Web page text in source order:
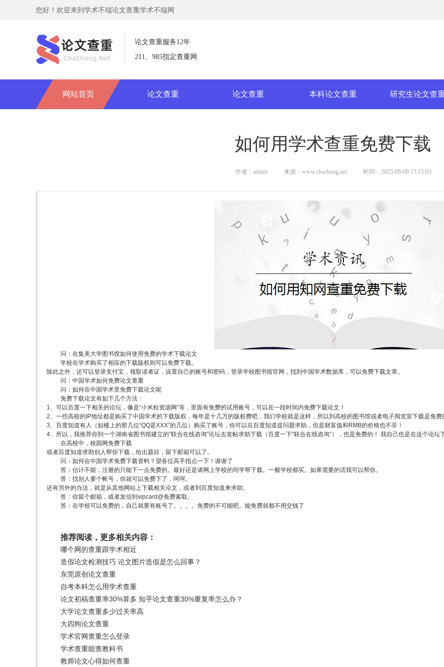
您好！欢迎来到学术不端论文查重学术不端网
网站首页 论文查重 论文查重 本科论文查重 研究生论文查
论文查重服务12年
211、985指定查重网
如何用学术查重免费下载
作者：admin 来源：www.chachong.net 时间：2023-09-09 13:15:03
问：在集美大学图书馆如何使用免费的学术下载论文
学校在学术购买了相应的下载版权则可以免费下载。
除此之外，还可以登录支付宝，领取读者证，设置自己的账号和密码，登录学校图书馆官网，找到中国学术数据库，可以免费下载文章。
问：中国学术如何免费论文查重
问：如何在中国学术里免费下载论文呢
免费下载论文有如下几个方法：
1、可以百度一下相关的论坛，像是“小米粒资源网”等，里面有免费的试用账号，可以在一段时间内免费下载论文！
2、一些高校的IP地址都是购买了中国学术的下载版权，每年是十几万的版权费吧，我们学校就是这样，所以到高校的图书馆或者电子阅览室下载是免费
3、百度知道有人（如楼上的那几位“QQ是XXX”的几位）购买了账号，你可以在百度知道提问题求助，但是财富值和RMB的价格也不菲！
4、所以，我推荐你到一个湖南省图书馆建立的“联合在线咨询”论坛去发帖求助下载（百度一下“联合在线咨询”），也是免费的！ 我自己也是在这个论坛
在高校中，校园网免费下载
或者百度知道求助别人帮你下载，给出题目，留下邮箱可以了。
问：如何在中国学术免费下载资料？望各位高手指点一下！谢谢了
答：估计不能，注册的只能下一点免费的。最好还是请网上学校的同学帮下载。一般学校都买。如果需要的话我可以帮你。
答：找别人要个帐号，你就可以免费下了，呵呵。
还有另外的办法，就是从其他网站上下载相关论文，或者到百度知道来求助。
答：你留个邮箱，或者发信到vipcard@免费索取。
答：在学校可以免费的，自己就要有账号了。。。。免费的不可能吧。能免费就都不用交钱了
推荐阅读，更多相关内容：
哪个网的查重跟学术相近
造假论文检测技巧 论文图片造假是怎么回事？
东莞原创论文查重
自考本科怎么用学术查重
论文初稿查重率30%算多 知乎论文查重30%重复率怎么办？
大学论文查重多少过关率高
大四狗论文查重
学术官网查重怎么登录
学术查重能查教科书
教师论文心得如何查重